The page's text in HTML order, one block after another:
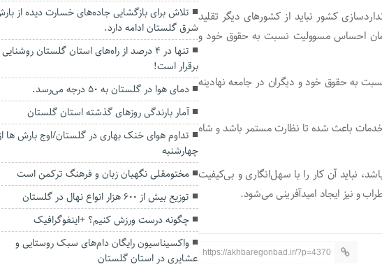
کشور نباید از کشورهای دیگر تقلید
احساس مسوولیت نسبت به حقوق خود و
به حقوق خود و دیگران در جامعه نهادینه
باعث شده تا نظارت مستمر باشد و شاه
نباید آن کار را با سهل‌انگاری و بی‌کیفیت
و نیز ایجاد امیدآفرینی می‌شود.
https://akhbaregonbad.ir/?p=4370
تلاش برای بازگشایی جاده‌های خسارت دیده از
شرق گلستان ادامه دارد.
تنها در ۴ درصد از راه‌های ‌استان گلستان روشنایی
برقرار است!
دمای هوا در گلستان به ۵۰ درجه می‌رسد.
آمار بارندگی روزهای گذشته استان گلستان
تداوم هوای خنک بهاری در گلستان/اوج بارش ها
چهارشنبه
مختومقلی نگهبان زبان و فرهنگ ترکمن است
توزیع بیش از ۶۰۰ هزار انواع نهال در گلستان
چگونه درست ورزش کنیم؟ +اینفوگرافیک
واکسیناسیون رایگان دام‌های سبک روستایی و
عشایری در استان گلستان